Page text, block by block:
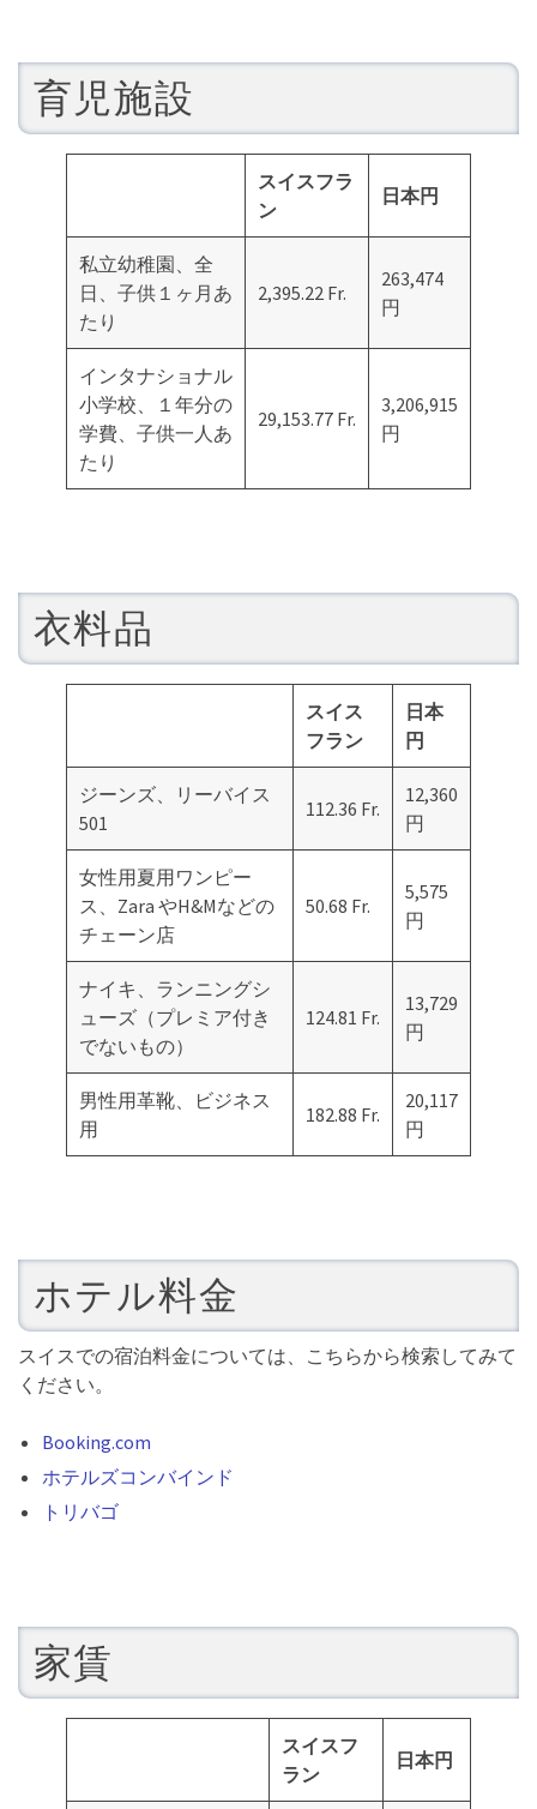
育児施設
スイスフラ
ン
日本円
私立幼稚園、全
日、子供１ヶ月あ
たり
2,395.22 Fr.
263,474
円
インタナショナル
小学校、１年分の
学費、子供一人あ
たり
29,153.77 Fr.
3,206,915
円
衣料品
スイス
フラン
日本
円
ジーンズ、リーバイス
501
112.36 Fr.
12,360
円
女性用夏用ワンピー
ス、Zara やH&Mなどの
チェーン店
50.68 Fr.
5,575
円
ナイキ、ランニングシ
ューズ（プレミア付き
でないもの）
124.81 Fr.
13,729
円
男性用革靴、ビジネス
用
182.88 Fr.
20,117
円
ホテル料金
スイスでの宿泊料金については、こちらから検索してみて
ください。
Booking.com
ホテルズコンバインド
トリバゴ
家賃
スイスフ
ラン
日本円